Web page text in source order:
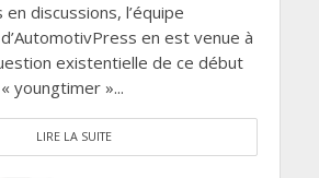
discussions, l’équipe
en est venue à
existentielle de ce début
youngtimer »...
LIRE LA SUITE